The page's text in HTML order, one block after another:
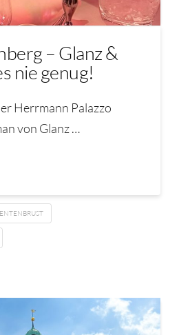
– Glanz &
nie genug!
Herrmann Palazzo
von Glanz …
ENTENBRUST